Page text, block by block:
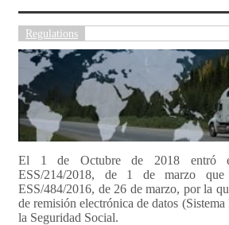
Regulations
El 1 de Octubre de 2018 entró
ESS/214/2018, de 1 de marzo que
ESS/484/2016, de 26 de marzo, por la
de remisión electrónica de datos (Sistema
la Seguridad Social.